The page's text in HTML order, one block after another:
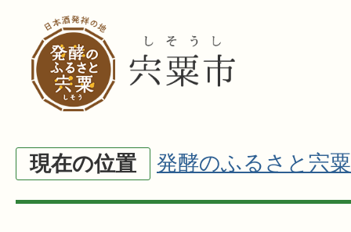
現在の位置 発酵のふるさと宍粟